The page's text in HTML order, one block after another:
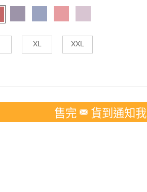
XL XXL
售完 貨到通知我